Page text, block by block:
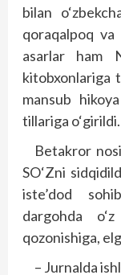
bilan
qoraqalpoq
asarlar ham
kitobxonlariga
mansub
tillariga o‘girildi.
Betakror
SO‘Zni
iste’dod
dargohda
qozonishiga,
– Jurnalda